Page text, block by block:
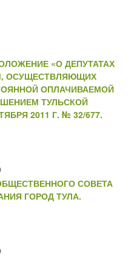
«О ДЕПУТАТАХ
ОСУЩЕСТВЛЯЮЩИХ
ОПЛАЧИВАЕМОЙ
ТУЛЬСКОЙ
2011 Г. № 32/677.
СОВЕТА
ГОРОД ТУЛА.